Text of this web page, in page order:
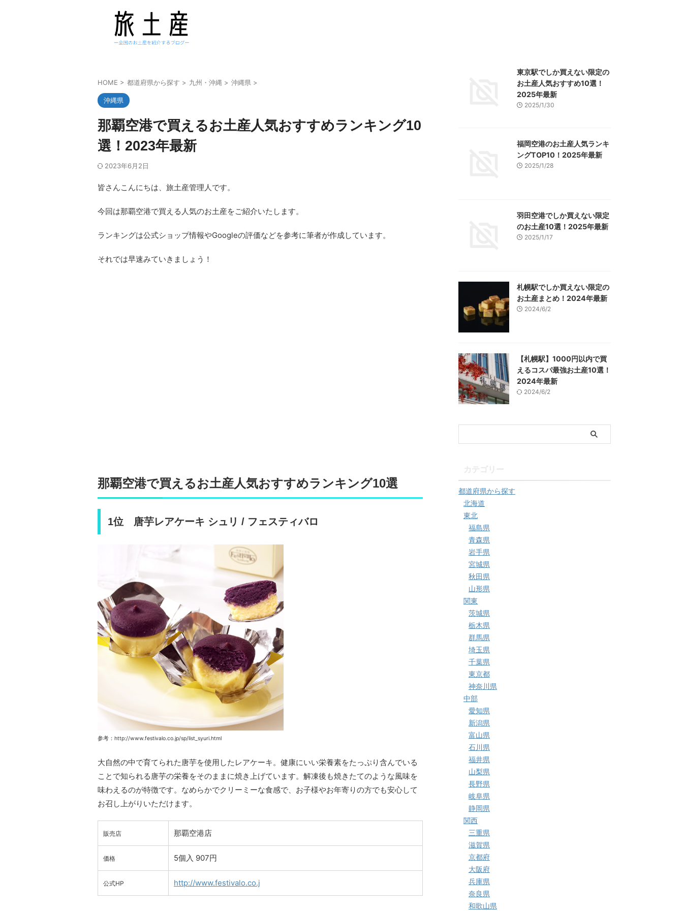
HOME > 都道府県から探す > 九州・沖縄 > 沖縄県 >
沖縄県
那覇空港で買えるお土産人気おすすめランキング10
選！2023年最新
2023年6月2日
皆さんこんにちは、旅土産管理人です。
今回は那覇空港で買える人気のお土産をご紹介いたします。
ランキングは公式ショップ情報やGoogleの評価などを参考に筆者が作成しています。
それでは早速みていきましょう！
那覇空港で買えるお土産人気おすすめランキング10選
1位 唐芋レアケーキ シュリ / フェスティバロ
参考：http://www.festivalo.co.jp/sp/list_syuri.html
大自然の中で育てられた唐芋を使用したレアケーキ。健康にいい栄養素をたっぷり含んでいる
ことで知られる唐芋の栄養をそのままに焼き上げています。解凍後も焼きたてのような風味を
味わえるのが特徴です。なめらかでクリーミーな食感で、お子様やお年寄りの方でも安心して
お召し上がりいただけます。
販売店 那覇空港店
価格 5個入 907円
公式HP http://www.festivalo.co.j
東京駅でしか買えない限定の
お土産人気おすすめ10選！
2025年最新
2025/1/30
福岡空港のお土産人気ランキ
ングTOP10！2025年最新
2025/1/28
羽田空港でしか買えない限定
のお土産10選！2025年最新
2025/1/17
札幌駅でしか買えない限定の
お土産まとめ！2024年最新
2024/6/2
【札幌駅】1000円以内で買
えるコスパ最強お土産10選！
2024年最新
2024/6/2
都道府県から探す
北海道
東北
福島県
青森県
岩手県
宮城県
秋田県
山形県
関東
茨城県
栃木県
群馬県
埼玉県
千葉県
東京都
神奈川県
中部
愛知県
新潟県
富山県
石川県
福井県
山梨県
長野県
岐阜県
静岡県
関西
三重県
滋賀県
京都府
大阪府
兵庫県
奈良県
和歌山県